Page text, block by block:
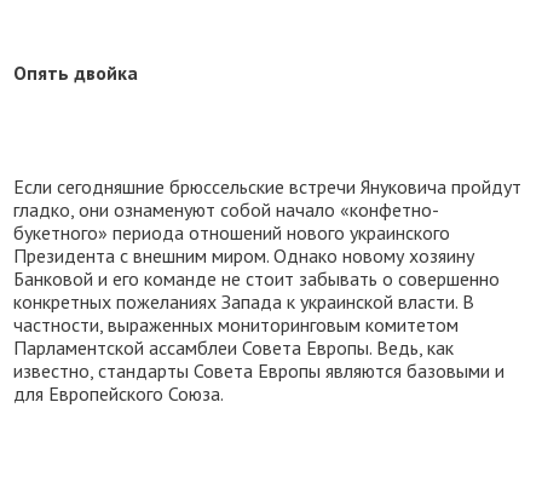
Опять двойка
Если сегодняшние брюссельские встречи Януковича пройдут
гладко, они ознаменуют собой начало «конфетно-
букетного» периода отношений нового украинского
Президента с внешним миром. Однако новому хозяину
Банковой и его команде не стоит забывать о совершенно
конкретных пожеланиях Запада к украинской власти. В
частности, выраженных мониторинговым комитетом
Парламентской ассамблеи Совета Европы. Ведь, как
известно, стандарты Совета Европы являются базовыми и
для Европейского Союза.